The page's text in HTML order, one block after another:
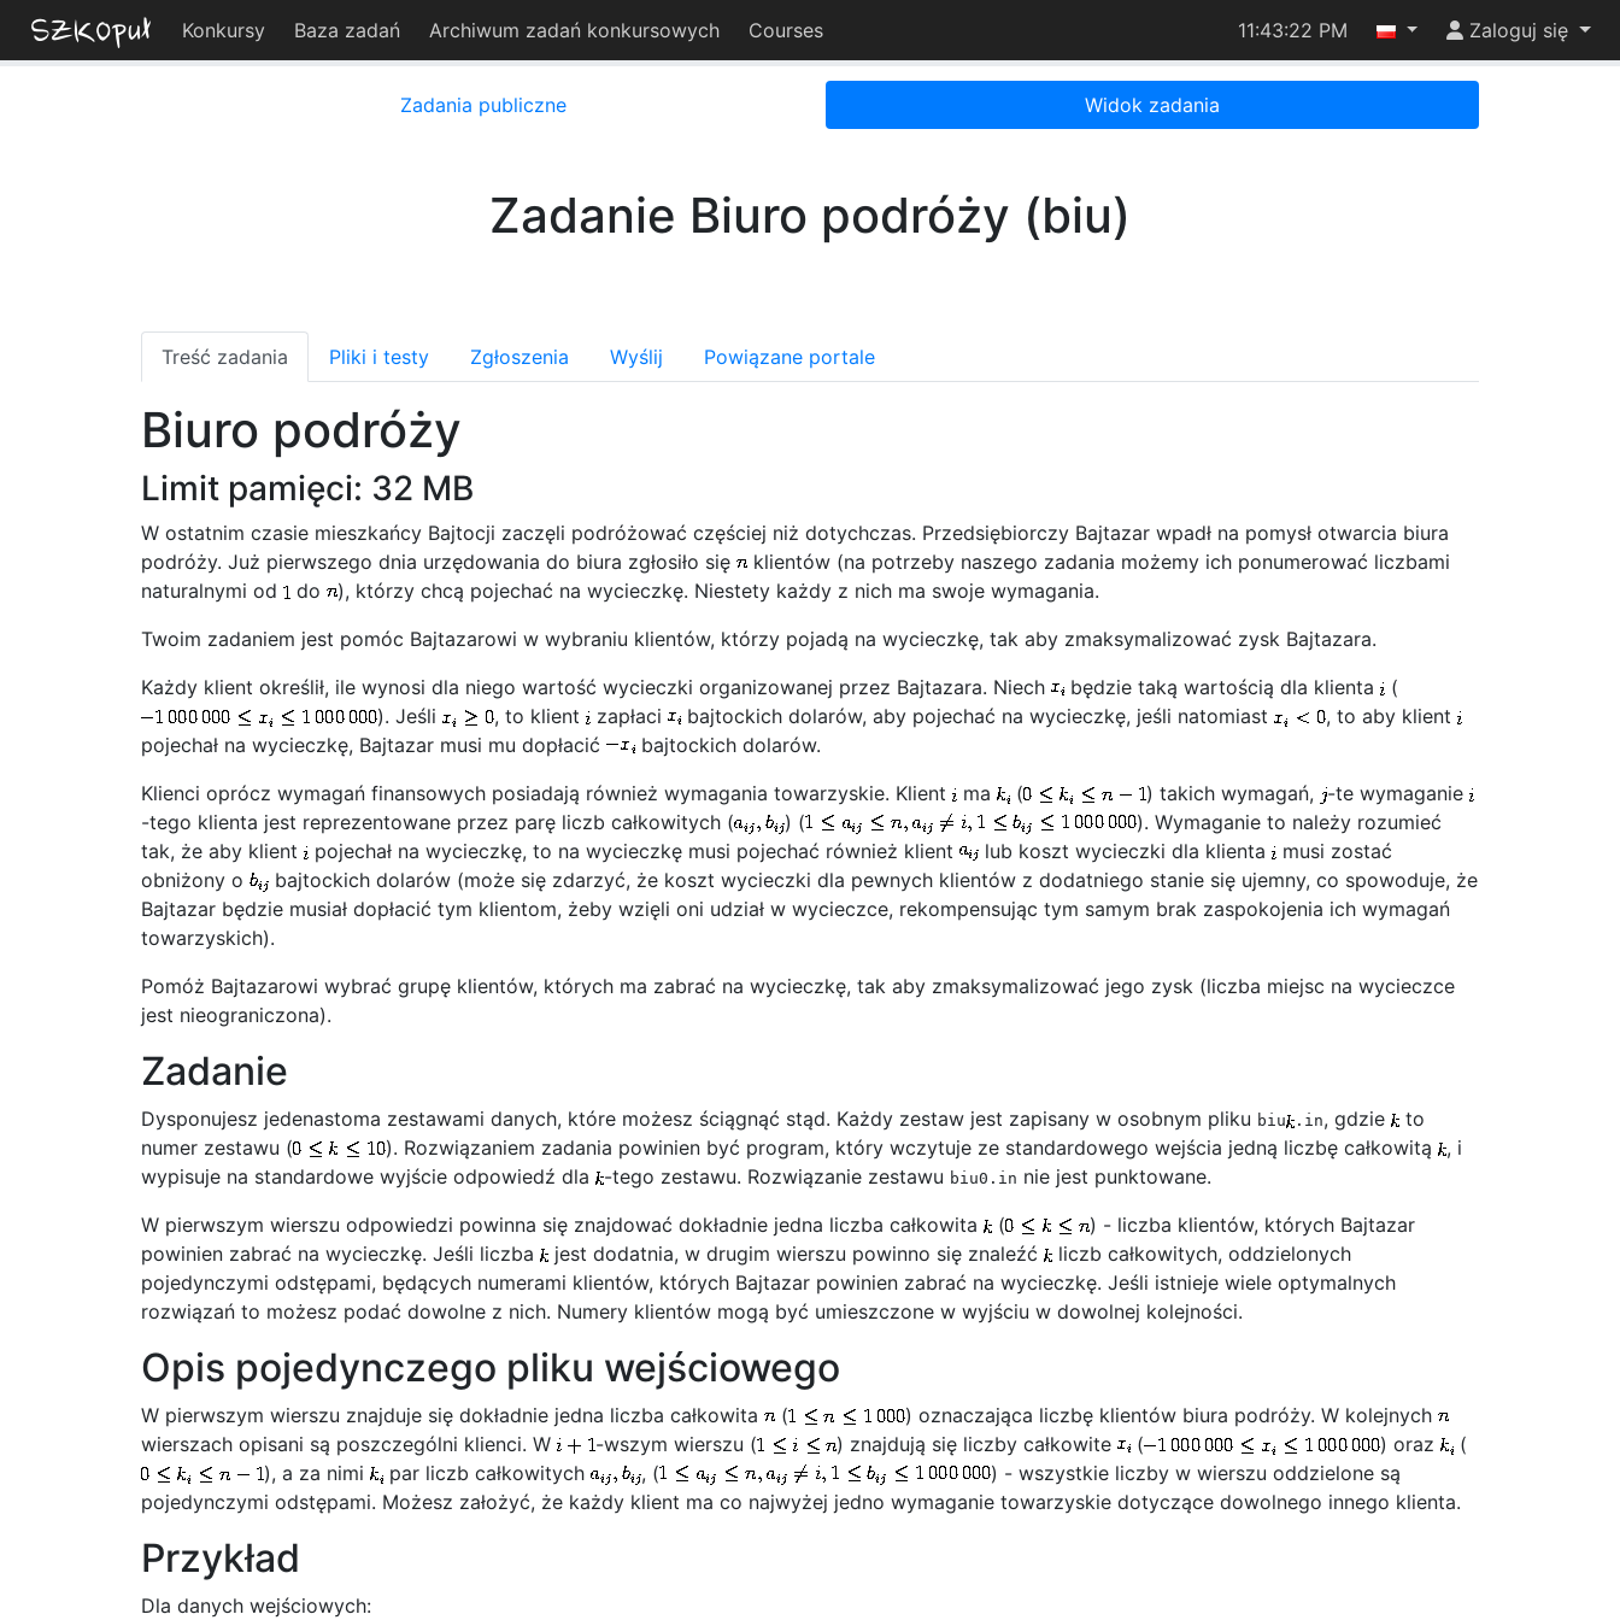
Konkursy Baza zadań Archiwum zadań konkursowych Courses 11:43:22 PM Zaloguj się
Zadania publiczne Widok zadania
Zadanie Biuro podróży (biu)
Treść zadania Pliki i testy Zgłoszenia Wyślij Powiązane portale
Biuro podróży
Limit pamięci: 32 MB
W ostatnim czasie mieszkańcy Bajtocji zaczęli podróżować częściej niż dotychczas. Przedsiębiorczy Bajtazar wpadł na pomysł otwarcia biura
podróży. Już pierwszego dnia urzędowania do biura zgłosiło się
klientów (na potrzeby naszego zadania możemy ich ponumerować liczbami
naturalnymi od
do
), którzy chcą pojechać na wycieczkę. Niestety każdy z nich ma swoje wymagania.
Twoim zadaniem jest pomóc Bajtazarowi w wybraniu klientów, którzy pojadą na wycieczkę, tak aby zmaksymalizować zysk Bajtazara.
Każdy klient określił, ile wynosi dla niego wartość wycieczki organizowanej przez Bajtazara. Niech
będzie taką wartością dla klienta
(
). Jeśli
, to klient zapłaci bajtockich dolarów, aby pojechać na wycieczkę, jeśli natomiast
, to aby klient
pojechał na wycieczkę, Bajtazar musi mu dopłacić
bajtockich dolarów.
Klienci oprócz wymagań finansowych posiadają również wymagania towarzyskie. Klient
ma ( ) takich wymagań,
-te wymaganie
-tego klienta jest reprezentowane przez parę liczb całkowitych (
) (
). Wymaganie to należy rozumieć
tak, że aby klient
pojechał na wycieczkę, to na wycieczkę musi pojechać również klient lub koszt wycieczki dla klienta
musi zostać
obniżony o
bajtockich dolarów (może się zdarzyć, że koszt wycieczki dla pewnych klientów z dodatniego stanie się ujemny, co spowoduje, że
Bajtazar będzie musiał dopłacić tym klientom, żeby wzięli oni udział w wycieczce, rekompensując tym samym brak zaspokojenia ich wymagań
towarzyskich).
Pomóż Bajtazarowi wybrać grupę klientów, których ma zabrać na wycieczkę, tak aby zmaksymalizować jego zysk (liczba miejsc na wycieczce
jest nieograniczona).
Zadanie
Dysponujesz jedenastoma zestawami danych, które możesz ściągnąć stąd. Każdy zestaw jest zapisany w osobnym pliku biu .in, gdzie
to
numer zestawu (
). Rozwiązaniem zadania powinien być program, który wczytuje ze standardowego wejścia jedną liczbę całkowitą
, i
wypisuje na standardowe wyjście odpowiedź dla
-tego zestawu. Rozwiązanie zestawu biu0.in nie jest punktowane.
W pierwszym wierszu odpowiedzi powinna się znajdować dokładnie jedna liczba całkowita
(
) - liczba klientów, których Bajtazar
powinien zabrać na wycieczkę. Jeśli liczba
jest dodatnia, w drugim wierszu powinno się znaleźć
liczb całkowitych, oddzielonych
pojedynczymi odstępami, będących numerami klientów, których Bajtazar powinien zabrać na wycieczkę. Jeśli istnieje wiele optymalnych
rozwiązań to możesz podać dowolne z nich. Numery klientów mogą być umieszczone w wyjściu w dowolnej kolejności.
Opis pojedynczego pliku wejściowego
W pierwszym wierszu znajduje się dokładnie jedna liczba całkowita (
) oznaczająca liczbę klientów biura podróży. W kolejnych
wierszach opisani są poszczególni klienci. W
-wszym wierszu ( ) znajdują się liczby całkowite ( ) oraz
(
), a za nimi
par liczb całkowitych , (
) - wszystkie liczby w wierszu oddzielone są
pojedynczymi odstępami. Możesz założyć, że każdy klient ma co najwyżej jedno wymaganie towarzyskie dotyczące dowolnego innego klienta.
Przykład
Dla danych wejściowych: